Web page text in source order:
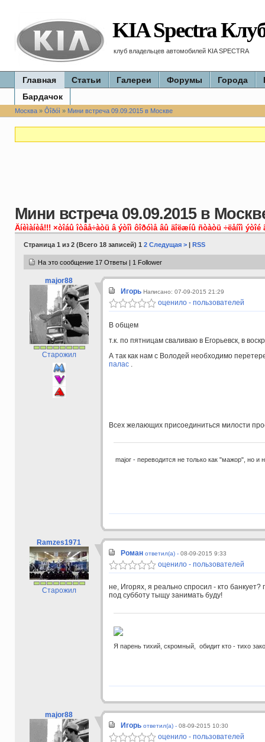
KIA Spectra
клуб владельцев автомобилей KIA SPECTRA
Главная Статьи Галереи Форумы Города
Бардачок
Москва» Ôîðóì » Мини встреча 09.09.2015 в Москве
Мини встреча 09.09.2015 в
Âíèìàíèå!!! ×òîáû îòâå÷àòü â ýòîì ôîðóìå âû äîëæíû ñòàòü ÷ëåíîì
Страница 1 из 2 (Всего 18 записей) 1 2 Следущая >| RSS
На это сообщение 17 Ответы | 1 Follower
major88
Старожил
Игорь Написано: 07-09-2015 21:29
оценило - пользователей
В общем
т.к. по пятницам сваливаю в Егорьевск, в
А так как нам с Володей необходимо
палас.
Всех желающих присоединиться милости
major - переводится не только как "мажор", но и
Ramzes1971
Старожил
Роман ответил(а) - 08-09-2015 9:33
оценило - пользователей
не, Игорях, я реально спросил - кто
под субботу тыщу занимать буду!
Я парень тихий, скромный, обидит кто - тихо
major88
Игорь ответил(а) - 08-09-2015 10:30
оценило - пользователей